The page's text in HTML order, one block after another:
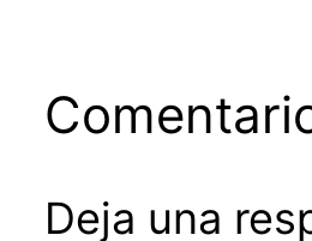
Deja una